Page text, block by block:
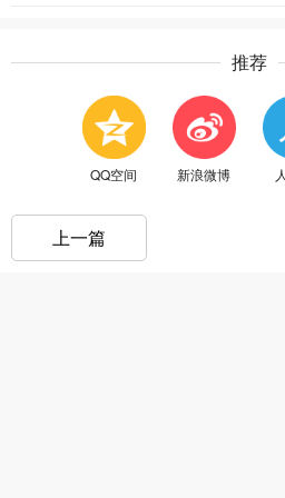
推荐
QQ空间 新浪微博
上一篇